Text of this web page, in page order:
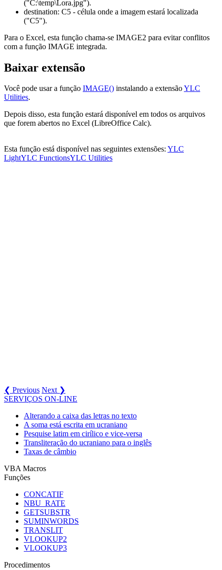
("C:\temp\Lora.jpg").
destination: C5 - célula onde a imagem estará localizada
("C5").
Para o Excel, esta função chama-se IMAGE2 para evitar conflitos
com a função IMAGE integrada.
Baixar extensão
Você pode usar a função IMAGE() instalando a extensãoYLC
Utilities.
Depois disso, esta função estará disponível em todos os arquivos
que forem abertos no Excel (LibreOffice Calc).
Esta função está disponível nas seguintes extensões: YLC
LightYLC FunctionsYLC Utilities
❮ Previous Next ❯
SERVIÇOS ON-LINE
Alterando a caixa das letras no texto
A soma está escrita em ucraniano
Pesquise latim em cirílico e vice-versa
Transliteração do ucraniano para o inglês
Taxas de câmbio
VBA Macros
Funções
CONCATIF
NBU_RATE
GETSUBSTR
SUMINWORDS
TRANSLIT
VLOOKUP2
VLOOKUP3
Procedimentos